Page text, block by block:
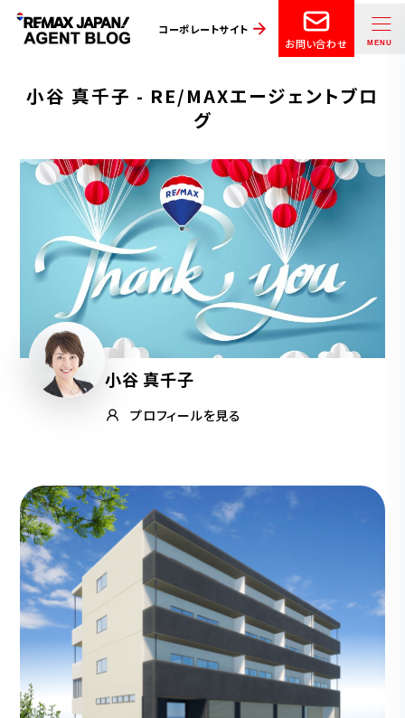
コーポレートサイト
お問い合わせ
小谷 真千子 - RE/MAXエージェントブロ
グ
小谷 真千子
プロフィールを見る